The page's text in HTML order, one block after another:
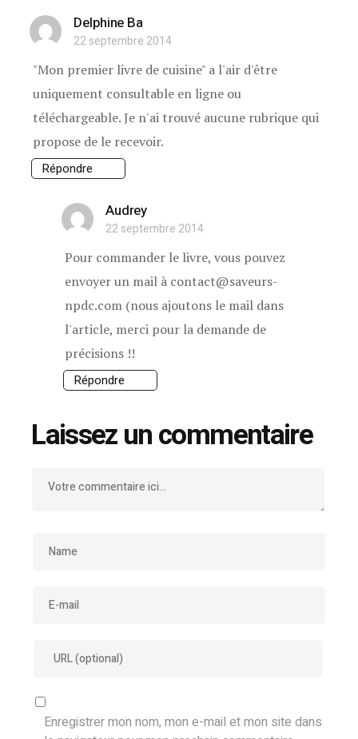
Delphine Ba
22 septembre 2014
"Mon premier livre de cuisine" a l'air d'être
uniquement consultable en ligne ou
téléchargeable. Je n'ai trouvé aucune rubrique qui
propose de le recevoir.
Répondre
Audrey
22 septembre 2014
Pour commander le livre, vous pouvez
envoyer un mail à contact@saveurs-
npdc.com (nous ajoutons le mail dans
l'article, merci pour la demande de
précisions !!
Répondre
Laissez un commentaire
Enregistrer mon nom, mon e-mail et mon site dans